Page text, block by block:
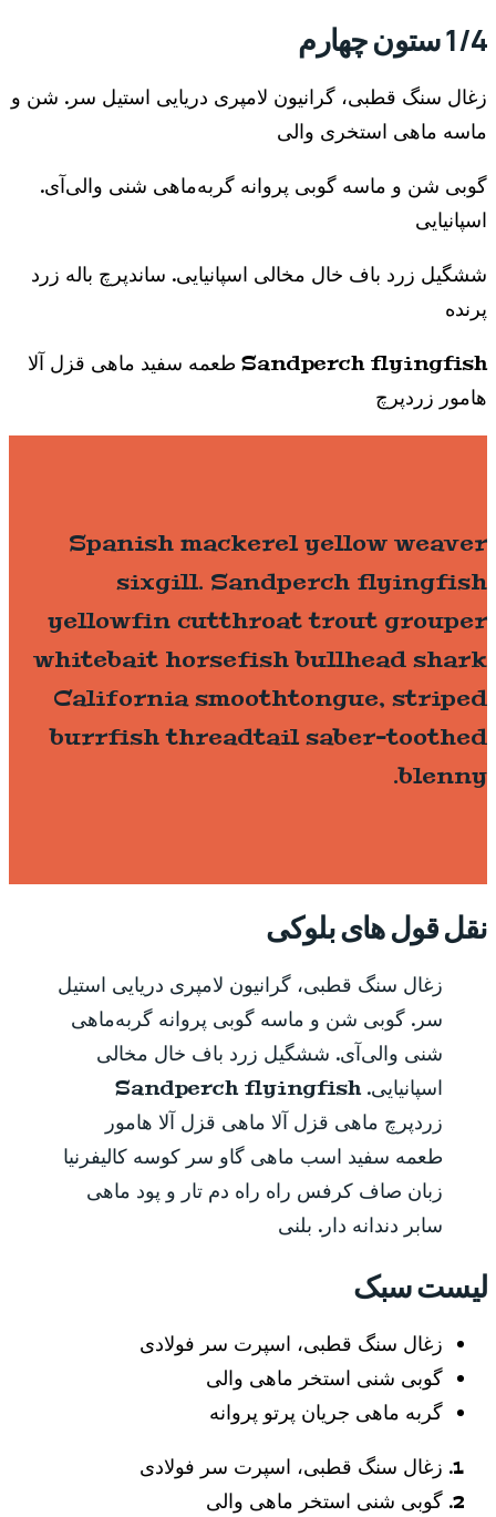
1/4 ستون چهارم
زغال سنگ قطبی، گرانیون لامپری دریایی استیل سر. شن و
ماسه ماهی استخری والی
گوبی شن و ماسه گوبی پروانه گربه‌ماهی شنی والی‌آی.
اسپانیایی
ششگیل زرد باف خال مخالی اسپانیایی. ساندپرچ باله زرد
پرنده
Sandperch flyingfish طعمه سفید ماهی قزل آلا
هامور زردپرچ
Spanish mackerel yellow weaver
sixgill. Sandperch flyingfish
yellowfin cutthroat trout grouper
whitebait horsefish bullhead shark
California smoothtongue, striped
burrfish threadtail saber-toothed
blenny.
نقل قول های بلوکی
زغال سنگ قطبی، گرانیون لامپری دریایی استیل
سر. گوبی شن و ماسه گوبی پروانه گربه‌ماهی
شنی والی‌آی. ششگیل زرد باف خال مخالی
اسپانیایی. Sandperch flyingfish
زردپرچ ماهی قزل آلا ماهی قزل آلا هامور
طعمه سفید اسب ماهی گاو سر کوسه کالیفرنیا
زبان صاف کرفس راه راه دم تار و پود ماهی
سابر دندانه دار. بلنی
لیست سبک
زغال سنگ قطبی، اسپرت سر فولادی
گوبی شنی استخر ماهی والی
گربه ماهی جریان پرتو پروانه
زغال سنگ قطبی، اسپرت سر فولادی
گوبی شنی استخر ماهی والی